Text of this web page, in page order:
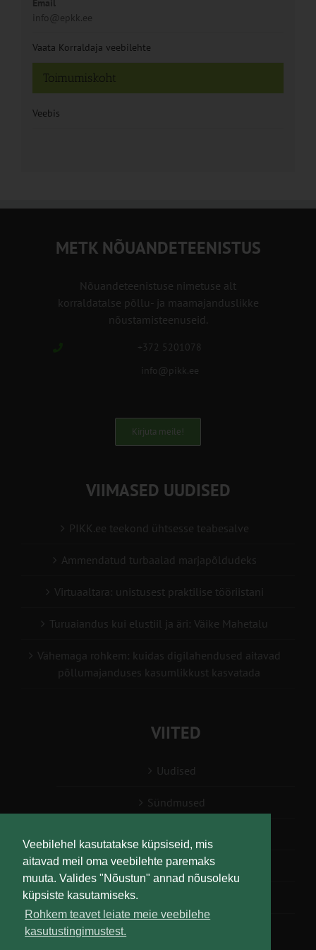
Veebilehel kasutatakse küpsiseid, mis
aitavad meil oma veebilehte paremaks
muuta. Valides "Nõustun" annad nõusoleku
küpsiste kasutamiseks.
Rohkem teavet leiate meie veebilehe
kasutustingimustest.
Toimumiskoht
Veebis
Email
info@epkk.ee
Vaata Korraldaja veebilehte
METK NÕUANDETEENISTUS
Nõuandeteenistuse nimetuse alt
korraldatalse põllu- ja maamajanduslikke
nõustamisteenuseid.
+372 5201078
info@pikk.ee
Kirjuta meile!
VIIMASED UUDISED
PIKK.ee teekond ühtsesse teabesalve
Ammendatud turbaalad marjapõldudeks
Virtuaaltara: unistusest praktilise tööriistani
Turuaiandus kui elustiil ja äri: Väike Mahetalu
Vähemaga rohkem: kuidas digilahendused aitavad
põllumajanduses kasumlikkust kasvatada
VIITED
Uudised
Sündmused
Teabesalv
Liitu uudiskirjaga